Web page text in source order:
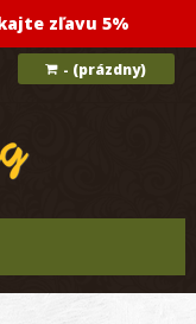
zľavu 5%
- (prázdny)